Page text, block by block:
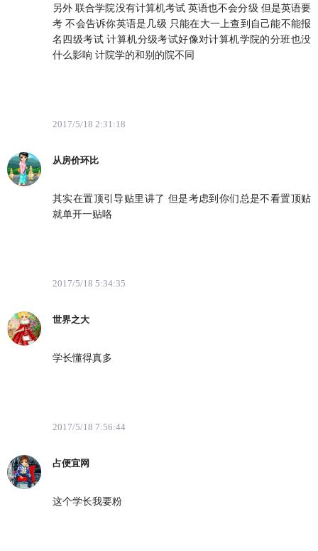
另外 联合学院没有计算机考试 英语也不会分级 但是英语要
考 不会告诉你英语是几级 只能在大一上查到自己能不能报
名四级考试 计算机分级考试好像对计算机学院的分班也没
什么影响 计院学的和别的院不同
2017/5/18 2:31:18
从房价环比
其实在置顶引导贴里讲了 但是考虑到你们总是不看置顶贴
就单开一贴咯
2017/5/18 5:34:35
世界之大
学长懂得真多
2017/5/18 7:56:44
占便宜网
这个学长我要粉